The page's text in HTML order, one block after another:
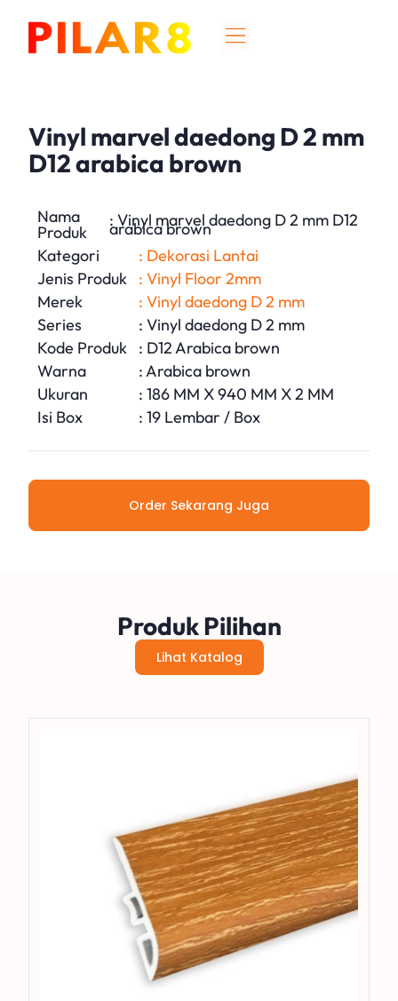
Vinyl marvel daedong D 2 mm
D12 arabica brown
Nama
Produk
: Vinyl marvel daedong D 2 mm D12
arabica brown
Kategori
: Dekorasi Lantai
Jenis Produk
: Vinyl Floor 2mm
Merek
: Vinyl daedong D 2 mm
Series
: Vinyl daedong D 2 mm
Kode Produk
: D12 Arabica brown
Warna
: Arabica brown
Ukuran
: 186 MM X 940 MM X 2 MM
Isi Box
: 19 Lembar / Box
Order Sekarang Juga
Produk Pilihan
Lihat Katalog